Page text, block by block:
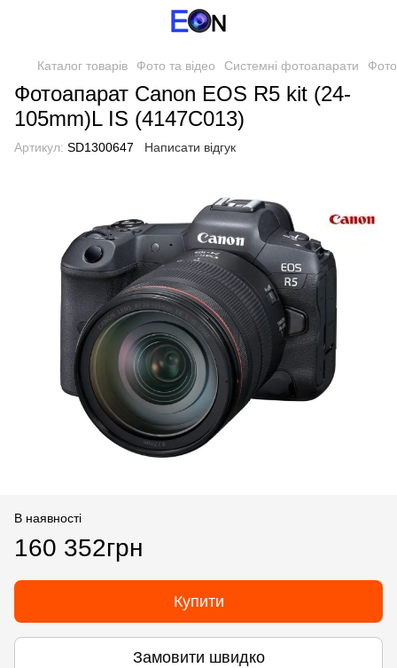
Каталог товарів Фото та відео Системні фотоапарати
Фотоапарат Canon EOS R5 kit (24-
105mm)L IS (4147C013)
Артикул: SD1300647 Написати відгук
В наявності
160 352грн
Купити
Замовити швидко